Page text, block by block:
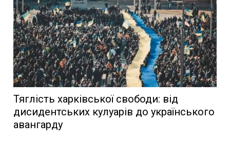
Тяглість харківської свободи: від
дисидентських кулуарів до українського
авангарду